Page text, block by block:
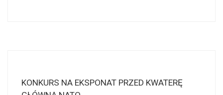
KONKURS NA EKSPONAT PRZED KWATERĘ